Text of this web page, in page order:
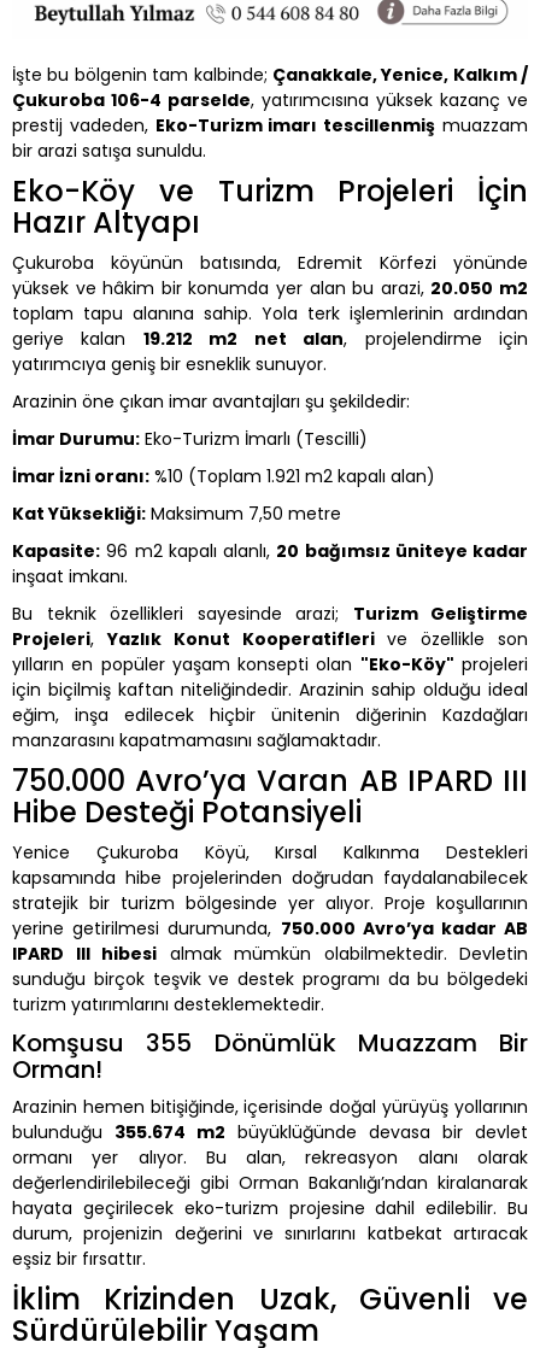
İşte bu bölgenin tam kalbinde; Çanakkale, Yenice, Kalkım /
Çukuroba 106-4 parselde, yatırımcısına yüksek kazanç ve
prestij vadeden, Eko-Turizm imarı tescillenmiş muazzam
bir arazi satışa sunuldu.
Eko-Köy ve Turizm Projeleri İçin
Hazır Altyapı
Çukuroba köyünün batısında, Edremit Körfezi yönünde
yüksek ve hâkim bir konumda yer alan bu arazi, 20.050 m2
toplam tapu alanına sahip. Yola terk işlemlerinin ardından
geriye kalan 19.212 m2 net alan, projelendirme için
yatırımcıya geniş bir esneklik sunuyor.
Arazinin öne çıkan imar avantajları şu şekildedir:
İmar Durumu: Eko-Turizm İmarlı (Tescilli)
İmar İzni oranı: %10 (Toplam 1.921 m2 kapalı alan)
Kat Yüksekliği: Maksimum 7,50 metre
Kapasite: 96 m2 kapalı alanlı, 20 bağımsız üniteye kadar
inşaat imkanı.
Bu teknik özellikleri sayesinde arazi; Turizm Geliştirme
Projeleri,Yazlık Konut Kooperatiflerive özellikle son
yılların en popüler yaşam konsepti olan "Eko-Köy" projeleri
için biçilmiş kaftan niteliğindedir. Arazinin sahip olduğu ideal
eğim, inşa edilecek hiçbir ünitenin diğerinin Kazdağları
manzarasını kapatmamasını sağlamaktadır.
750.000 Avro’ya Varan AB IPARD III
Hibe Desteği Potansiyeli
Yenice Çukuroba Köyü, Kırsal Kalkınma Destekleri
kapsamında hibe projelerinden doğrudan faydalanabilecek
stratejik bir turizm bölgesinde yer alıyor. Proje koşullarının
yerine getirilmesi durumunda, 750.000 Avro’ya kadar AB
IPARD III hibesi almak mümkün olabilmektedir. Devletin
sunduğu birçok teşvik ve destek programı da bu bölgedeki
turizm yatırımlarını desteklemektedir.
Komşusu 355 Dönümlük Muazzam Bir
Orman!
Arazinin hemen bitişiğinde, içerisinde doğal yürüyüş yollarının
bulunduğu 355.674 m2 büyüklüğünde devasa bir devlet
ormanı yer alıyor. Bu alan, rekreasyon alanı olarak
değerlendirilebileceği gibi Orman Bakanlığı’ndan kiralanarak
hayata geçirilecek eko-turizm projesine dahil edilebilir. Bu
durum, projenizin değerini ve sınırlarını katbekat artıracak
eşsiz bir fırsattır.
İklim Krizinden Uzak, Güvenli ve
Sürdürülebilir Yaşam